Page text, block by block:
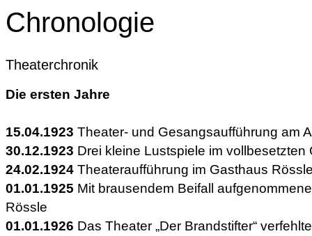
Chronologie
Theaterchronik
Die ersten Jahre
15.04.1923 Theater- und Gesangsaufführung am
30.12.1923 Drei kleine Lustspiele im vollbesetzten
24.02.1924 Theateraufführung im Gasthaus
01.01.1925 Mit brausendem Beifall
Rössle
01.01.1926 Das Theater „Der Brandstifter“